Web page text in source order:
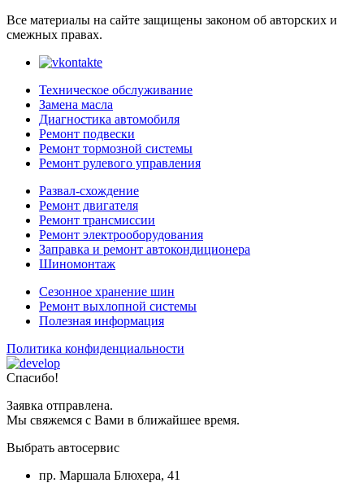
Все материалы на сайте защищены законом об авторских и
смежных правах.
Техническое обслуживание
Замена масла
Диагностика автомобиля
Ремонт подвески
Ремонт тормозной системы
Ремонт рулевого управления
Развал-схождение
Ремонт двигателя
Ремонт трансмиссии
Ремонт электрооборудования
Заправка и ремонт автокондиционера
Шиномонтаж
Сезонное хранение шин
Ремонт выхлопной системы
Полезная информация
Политика конфиденциальности
Спасибо!
Заявка отправлена.
Мы свяжемся с Вами в ближайшее время.
Выбрать автосервис
пр. Маршала Блюхера, 41